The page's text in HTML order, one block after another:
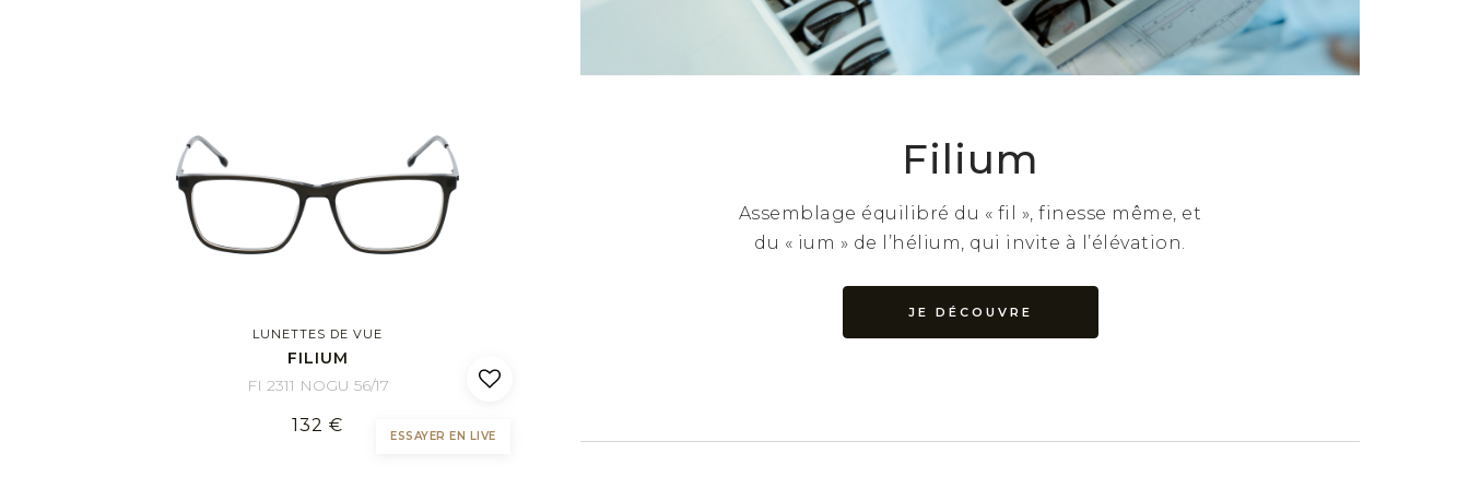
Filium
Assemblage équilibré du « fil », finesse même, et
du « ium » de l’hélium, qui invite à l’élévation.
JE DÉCOUVRE
LUNETTES DE VUE
FILIUM
FI 2311 NOGU 56/17
132 €
ESSAYER EN LIVE